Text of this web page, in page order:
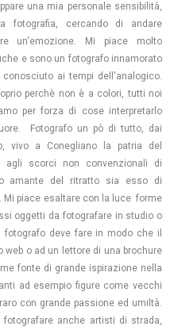
una mia personale sensibilità,
fotografia, cercando di andare
un'emozione. Mi piace molto
e sono un fotografo innamorato
ai tempi dell'analogico.
perchè non è a colori, tutti noi
per forza di cose interpretarlo
Fotografo un pò di tutto, dai
vivo a Conegliano la patria del
agli scorci non convenzionali di
amante del ritratto sia esso di
piace esaltare con la luce forme
oggetti da fotografare in studio o
deve fare in modo che il
o ad un lettore di una brochure
fonte di grande ispirazione nella
ad esempio figure come vecchi
con grande passione ed umiltà.
anche artisti di strada,